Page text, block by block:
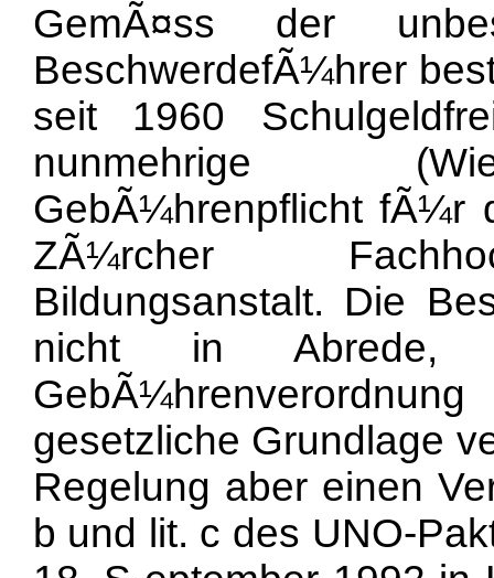
GemÃ¤ss der
BeschwerdefÃ¼hrer
seit 1960
nunmehrige
GebÃ¼hrenpflicht fÃ¼r
ZÃ¼rcher
Bildungsanstalt. Die
nicht in Abrede,
gesetzliche Grundlage
Regelung aber einen
b und lit. c des UNO-